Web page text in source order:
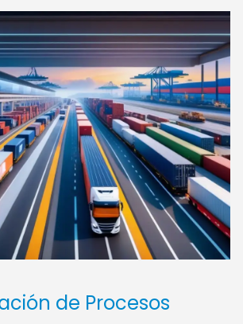
de Procesos